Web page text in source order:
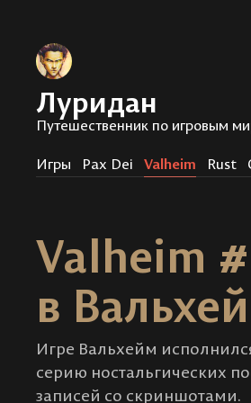
Луридан
Путешественник по игровым
Игры Pax Dei Valheim Rust
Valheim
в
Игре Вальхейм
серию ностальгических
записей со скриншотами.